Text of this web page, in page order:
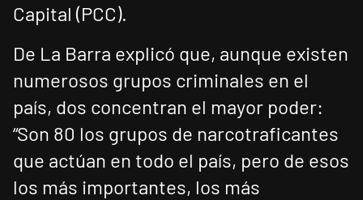
Capital (PCC).
De La Barra explicó que, aunque existen
numerosos grupos criminales en el
país, dos concentran el mayor poder:
“Son 80 los grupos de narcotraficantes
que actúan en todo el país, pero de esos
los más importantes, los más